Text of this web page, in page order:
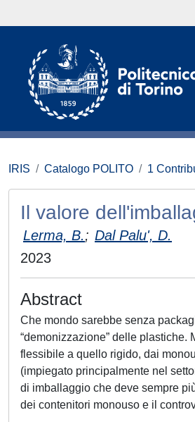
IRIS Catalogo POLITO 1
Il valore
Lerma, B.; Dal Palu', D.
2023
Abstract
Che mondo sarebbe senza
“demonizzazione” delle
flessibile a quello rigido, dai
(impiegato principalmente nel
di imballaggio che deve sempre
dei contenitori monouso e il